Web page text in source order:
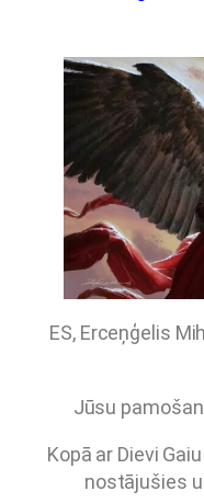
ES, Erceņģelis
Jūsu
Kopā ar Dievi
nostājušies